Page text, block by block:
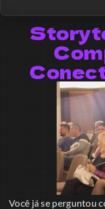
Você já se perguntou